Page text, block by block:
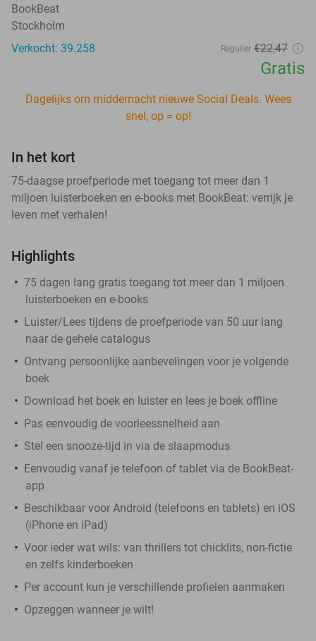
BookBeat
Stockholm
Verkocht: 39.258
Regulier €22,47
Gratis
Dagelijks om middernacht nieuwe Social Deals. Wees
snel, op = op!
In het kort
75-daagse proefperiode met toegang tot meer dan 1
miljoen luisterboeken en e-books met BookBeat: verrijk je
leven met verhalen!
Highlights
75 dagen lang gratis toegang tot meer dan 1 miljoen
luisterboeken en e-books
Luister/Lees tijdens de proefperiode van 50 uur lang
naar de gehele catalogus
Ontvang persoonlijke aanbevelingen voor je volgende
boek
Download het boek en luister en lees je boek offline
Pas eenvoudig de voorleessnelheid aan
Stel een snooze-tijd in via de slaapmodus
Eenvoudig vanaf je telefoon of tablet via de BookBeat-
app
Beschikbaar voor Android (telefoons en tablets) en iOS
(iPhone en iPad)
Voor ieder wat wils: van thrillers tot chicklits, non-fictie
en zelfs kinderboeken
Per account kun je verschillende profielen aanmaken
Opzeggen wanneer je wilt!